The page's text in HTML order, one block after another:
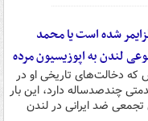
شده است یا محمد
لندن به اپوزیسیون مرده
که دخالت‌های تاریخی او در
چندصدساله دارد، این بار
تجمعی ضد ایرانی در لندن